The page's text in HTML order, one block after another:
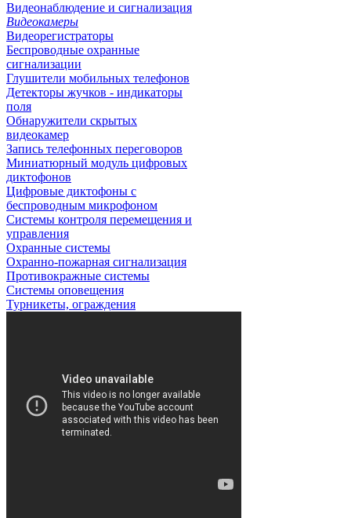
Видеонаблюдение и сигнализация
Видеокамеры
Видеорегистраторы
Беспроводные охранные
сигнализации
Глушители мобильных телефонов
Детекторы жучков - индикаторы
поля
Обнаружители скрытых
видеокамер
Запись телефонных переговоров
Миниатюрный модуль цифровых
диктофонов
Цифровые диктофоны с
беспроводным микрофоном
Системы контроля перемещения и
управления
Охранные системы
Охранно-пожарная сигнализация
Противокражные системы
Системы оповещения
Турникеты, ограждения